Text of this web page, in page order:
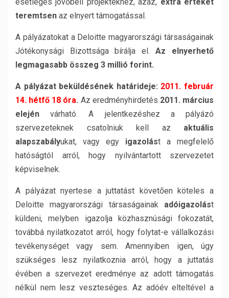
teremtsen az elnyert támogatással.
A pályázatokat a Deloitte magyarországi társaságainak
Jótékonysági Bizottsága bírálja el.Az elnyerhető
legmagasabb összeg 3 millió forint.
A pályázat beküldésének határideje: 2011. február
14. hétfő 18 óra. Az eredményhirdetés 2011. március
elejénvárható. A jelentkezéshez a pályázó
szervezeteknek csatolniuk kell az aktuális
alapszabályukat, vagy egy igazolást a megfelelő
hatóságtól arról, hogy nyilvántartott szervezetet
képviselnek.
A pályázat nyertese a juttatást követően köteles a
Deloitte magyarországi társaságainak adóigazolást
küldeni, melyben igazolja közhasznúsági fokozatát,
továbbá nyilatkozatot arról, hogy folytat-e vállalkozási
tevékenységet vagy sem. Amennyiben igen, úgy
szükséges lesz nyilatkoznia arról, hogy a juttatás
évében a szervezet eredménye az adott támogatás
nélkül nem lesz veszteséges. Az adóév elteltével a